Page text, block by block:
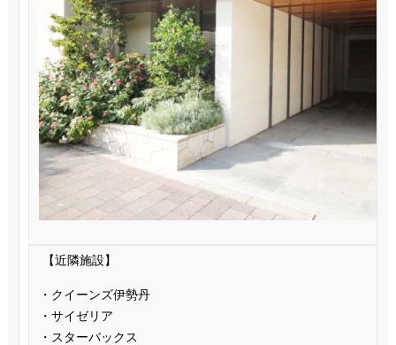
【近隣施設】
・クイーンズ伊勢丹
・サイゼリア
・スターバックス